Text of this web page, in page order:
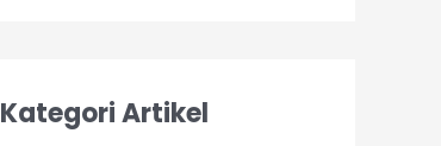
Kategori Artikel